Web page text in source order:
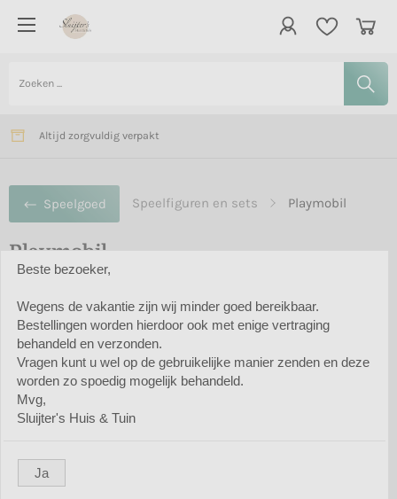
Vanaf € 75,- gratis bezorging in Nederland
Verzending meestal binnen 2 dagen
Altijd zorgvuldig verpakt
Speelgoed Speelfiguren en sets Playmobil
Playmobil
Sorteer op:
Beste bezoeker,
Wegens de vakantie zijn wij minder goed bereikbaar.
Bestellingen worden hierdoor ook met enige vertraging
behandeld en verzonden.
Vragen kunt u wel op de gebruikelijke manier zenden en deze
worden zo spoedig mogelijk behandeld.
Mvg,
Sluijter's Huis & Tuin
Ja